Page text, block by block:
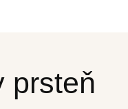
prsteň